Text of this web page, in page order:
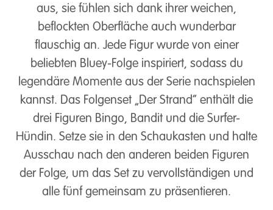
aus, sie fühlen sich dank ihrer weichen,
beflockten Oberfläche auch wunderbar
flauschig an. Jede Figur wurde von einer
beliebten Bluey-Folge inspiriert, sodass du
legendäre Momente aus der Serie nachspielen
kannst. Das Folgenset „Der Strand“ enthält die
drei Figuren Bingo, Bandit und die Surfer-
Hündin. Setze sie in den Schaukasten und halte
Ausschau nach den anderen beiden Figuren
der Folge, um das Set zu vervollständigen und
alle fünf gemeinsam zu präsentieren.